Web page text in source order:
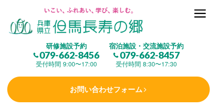
研修施設予約
079-662-8456
受付時間 9:00〜17:00
宿泊施設・交流施設予約
079-662-8457
受付時間 8:30〜17:30
お問い合わせフォーム
但馬長寿の郷とは
(研修施設)
楽しむ